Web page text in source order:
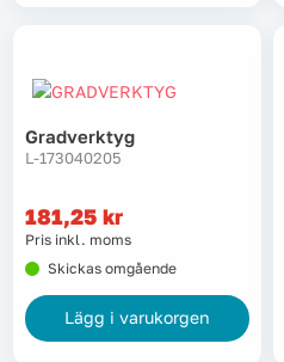
Gradverktyg
L-173040205
181,25 kr
Pris inkl. moms
Skickas omgående
Lägg i varukorgen